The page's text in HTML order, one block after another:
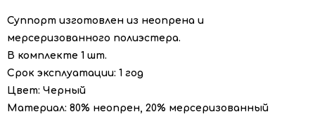
Суппорт изготовлен из неопрена и
мерсеризованного полиэстера.
В комплекте 1 шт.
Срок эксплуатации: 1 год
Цвет: Черный
Материал: 80% неопрен, 20% мерсеризованный